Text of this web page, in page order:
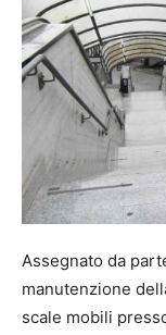
Assegnato da
manutenzione
scale mobili